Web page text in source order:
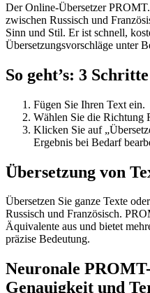
Der Online-Übersetzer
zwischen Russisch und
Sinn und Stil. Er ist schnell,
Übersetzungsvorschläge unter
So geht’s: 3
Fügen Sie Ihren Text ein.
Wählen Sie die Richtung
Klicken Sie auf
Ergebnis bei Bedarf
Übersetzung von
Übersetzen Sie ganze Texte
Russisch und Französisch.
Äquivalente aus und bietet
präzise Bedeutung.
Neuronale
Genauigkeit und